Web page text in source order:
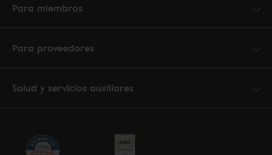
Para miembros
Para proveedores
Salud y servicios auxiliares